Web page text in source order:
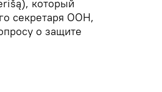
который
секретаря ООН,
о защите